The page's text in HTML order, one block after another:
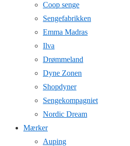
Coop senge
Sengefabrikken
Emma Madras
Ilva
Drømmeland
Dyne Zonen
Shopdyner
Sengekompagniet
Nordic Dream
Mærker
Auping